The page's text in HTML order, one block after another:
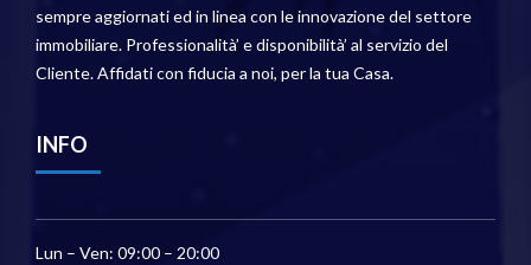
sempre aggiornati ed in linea con le innovazione del settore
immobiliare. Professionalità’ e disponibilità’ al servizio del
Cliente. Affidati con fiducia a noi, per la tua Casa.
INFO
Lun – Ven: 09:00 – 20:00